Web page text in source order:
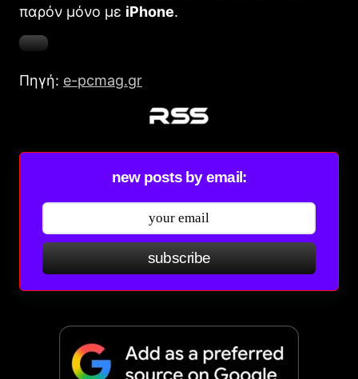
παρόν μόνο με iPhone.
Πηγή: e-pcmag.gr
new posts by email:
subscribe